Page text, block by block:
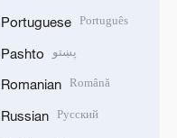
Portuguese Português
Pashto پښتو
Romanian Română
Russian Русский